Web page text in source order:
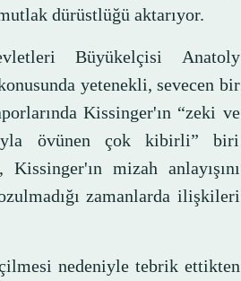
dürüstlüğü aktarıyor.
Büyükelçisi Anatoly
yetenekli, sevecen bir
Kissinger'ın “zeki ve
övünen çok kibirli” biri
mizah anlayışını
zamanlarda ilişkileri
nedeniyle tebrik ettikten